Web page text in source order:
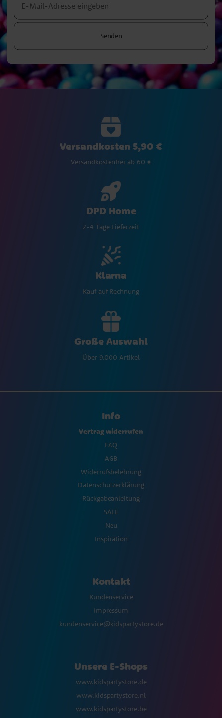
Senden
Versandkosten 5,90 €
Versandkostenfrei ab 60 €
DPD Home
2-4 Tage Lieferzeit
Klarna
Kauf auf Rechnung
Große Auswahl
Über 9.000 Artikel
Info
Vertrag widerrufen
FAQ
AGB
Widerrufsbelehrung
Datenschutzerklärung
Rückgabeanleitung
SALE
Neu
Inspiration
Kontakt
Kundenservice
Impressum
kundenservice@kidspartystore.de
Unsere E-Shops
www.kidspartystore.de
www.kidspartystore.nl
www.kidspartystore.be